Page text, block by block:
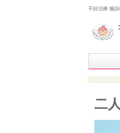
不妊治療 施
二